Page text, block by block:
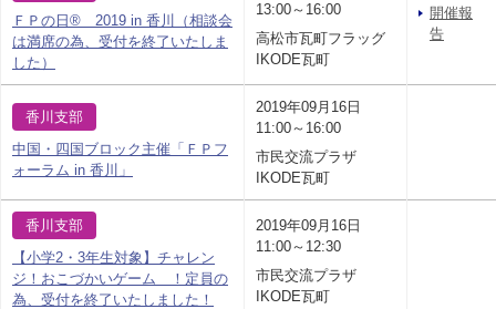
ＦＰの日® 2019 in 香川（相談会
は満席の為、受付を終了いたしま
した）
13:00～16:00
高松市瓦町フラッグ
IKODE瓦町
開催報
告
香川支部
中国・四国ブロック主催「ＦＰフ
ォーラム in 香川」
2019年09月16日
11:00～16:00
市民交流プラザ
IKODE瓦町
香川支部
【小学2・3年生対象】チャレン
ジ！おこづかいゲーム ！定員の
為、受付を終了いたしました！
2019年09月16日
11:00～12:30
市民交流プラザ
IKODE瓦町